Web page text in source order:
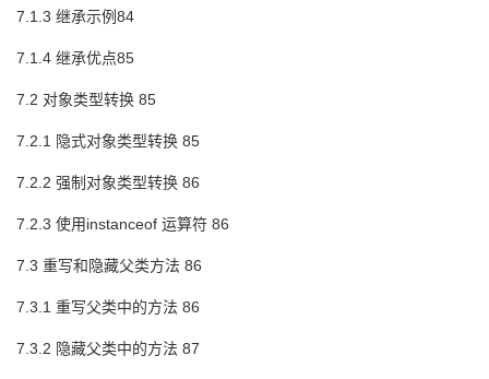
7.1.3 继承示例84
7.1.4 继承优点85
7.2 对象类型转换 85
7.2.1 隐式对象类型转换 85
7.2.2 强制对象类型转换 86
7.2.3 使用instanceof 运算符 86
7.3 重写和隐藏父类方法 86
7.3.1 重写父类中的方法 86
7.3.2 隐藏父类中的方法 87